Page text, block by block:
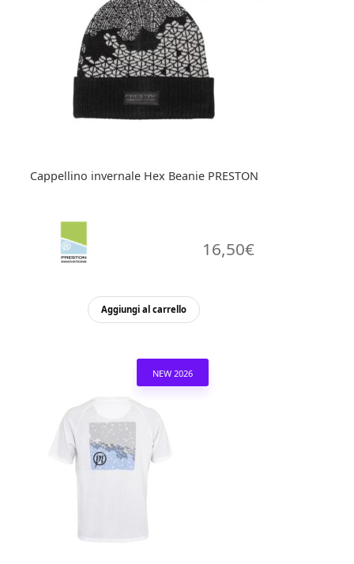
Cappellino invernale Hex Beanie PRESTON
16,50€
Aggiungi al carrello
NEW 2026